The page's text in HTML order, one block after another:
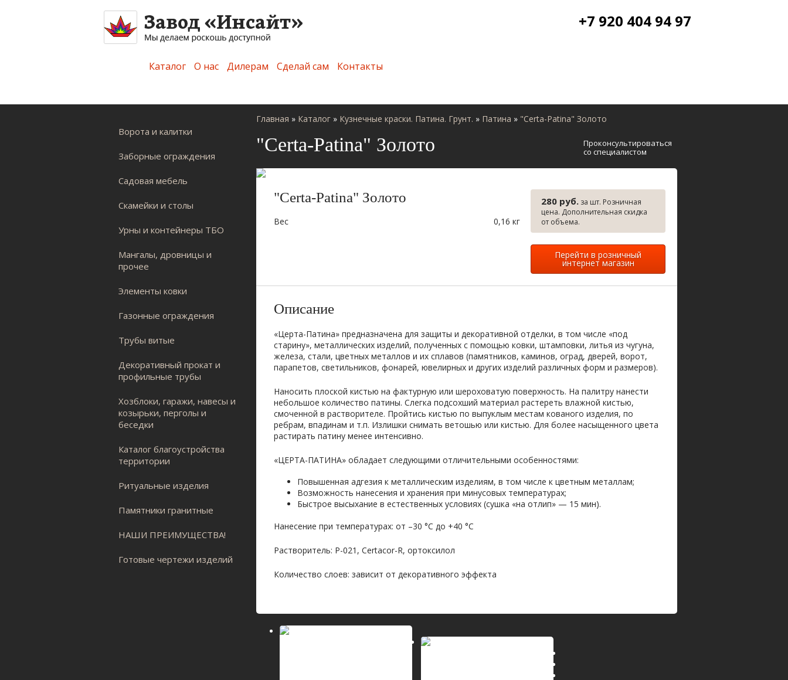
+7 920 404 94 97
Каталог О нас Дилерам Сделай сам Контакты
Ворота и калитки
Заборные ограждения
Садовая мебель
Скамейки и столы
Урны и контейнеры ТБО
Мангалы, дровницы и
прочее
Элементы ковки
Газонные ограждения
Трубы витые
Декоративный прокат и
профильные трубы
Хозблоки, гаражи, навесы и
козырьки, перголы и
беседки
Каталог благоустройства
территории
Ритуальные изделия
Памятники гранитные
НАШИ ПРЕИМУЩЕСТВА!
Готовые чертежи изделий
Главная » Каталог » Кузнечные краски. Патина. Грунт. » Патина » "Сerta-Patina" Золото
"Сerta-Patina" Золото
Проконсультироваться
со специалистом
"Сerta-Patina" Золото
Вес 0,16 кг
280 руб. за шт. Розничная
цена. Дополнительная скидка
от объема.
Перейти в розничный
интернет магазин
Описание
«Церта-Патина» предназначена для защиты и декоративной отделки, в том числе «под
старину», металлических изделий, полученных с помощью ковки, штамповки, литья из чугуна,
железа, стали, цветных металлов и их сплавов (памятников, каминов, оград, дверей, ворот,
парапетов, светильников, фонарей, ювелирных и других изделий различных форм и размеров).
Наносить плоской кистью на фактурную или шероховатую поверхность. На палитру нанести
небольшое количество патины. Слегка подсохший материал растереть влажной кистью,
смоченной в растворителе. Пройтись кистью по выпуклым местам кованого изделия, по
ребрам, впадинам и т.п. Излишки снимать ветошью или кистью. Для более насыщенного цвета
растирать патину менее интенсивно.
«ЦЕРТА-ПАТИНА» обладает следующими отличительными особенностями:
Повышенная адгезия к металлическим изделиям, в том числе к цветным металлам;
Возможность нанесения и хранения при минусовых температурах;
Быстрое высыхание в естественных условиях (сушка «на отлип» — 15 мин).
Нанесение при температурах: от –30 °С до +40 °С
Растворитель: Р-021, Certacor-R, ортоксилол
Количество слоев: зависит от декоративного эффекта